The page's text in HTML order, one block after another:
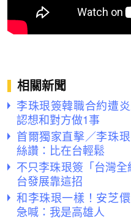
相關新聞
李珠珢簽韓職合約遭
認想和對方做1事
首爾獨家直擊／李珠
絲讚：比在台輕鬆
不只李珠珢簽「台灣
台發展靠這招
和李珠珢一樣！安芝
急喊：我是高雄人